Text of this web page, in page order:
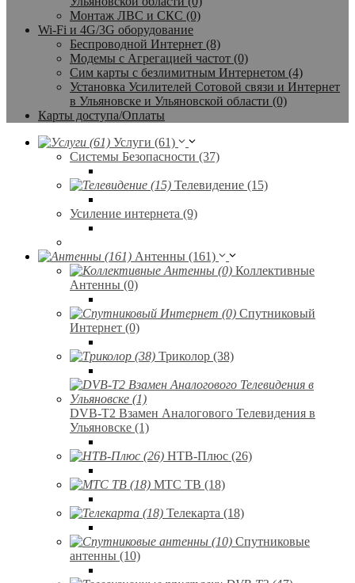
Монтаж ЛВС и СКС (0)
Wi-Fi и 4G/3G оборудование
Беспроводной Интернет (8)
Модемы с Агрегацией частот (0)
Сим карты с безлимитным Интернетом (4)
Установка Усилителей Сотовой связи и Интернет
в Ульяновске и Ульяновской области (0)
Карты доступа/Оплаты
Услуги (61)
Системы Безопасности (37)
Телевидение (15)
Усиление интернета (9)
Антенны (161)
Коллективные
Антенны (0)
Спутниковый
Интернет (0)
Триколор (38)
DVB-T2 Взамен Аналогового Телевидения в
Ульяновске (1)
НТВ-Плюс (26)
МТС ТВ (18)
Телекарта (18)
Спутниковые
антенны (10)